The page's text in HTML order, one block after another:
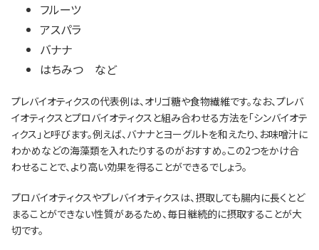
フルーツ
アスパラ
バナナ
はちみつ など
プレバイオティクスの代表例は、オリゴ糖や食物繊維です。なお、プレバ
イオティクスとプロバイオティクスと組み合わせる方法を「シンバイオテ
ィクス」と呼びます。例えば、バナナとヨーグルトを和えたり、お味噌汁に
わかめなどの海藻類を入れたりするのがおすすめ。この2つをかけ合
わせることで、より高い効果を得ることができるでしょう。
プロバイオティクスやプレバイオティクスは、摂取しても腸内に長くとど
まることができない性質があるため、毎日継続的に摂取することが大
切です。